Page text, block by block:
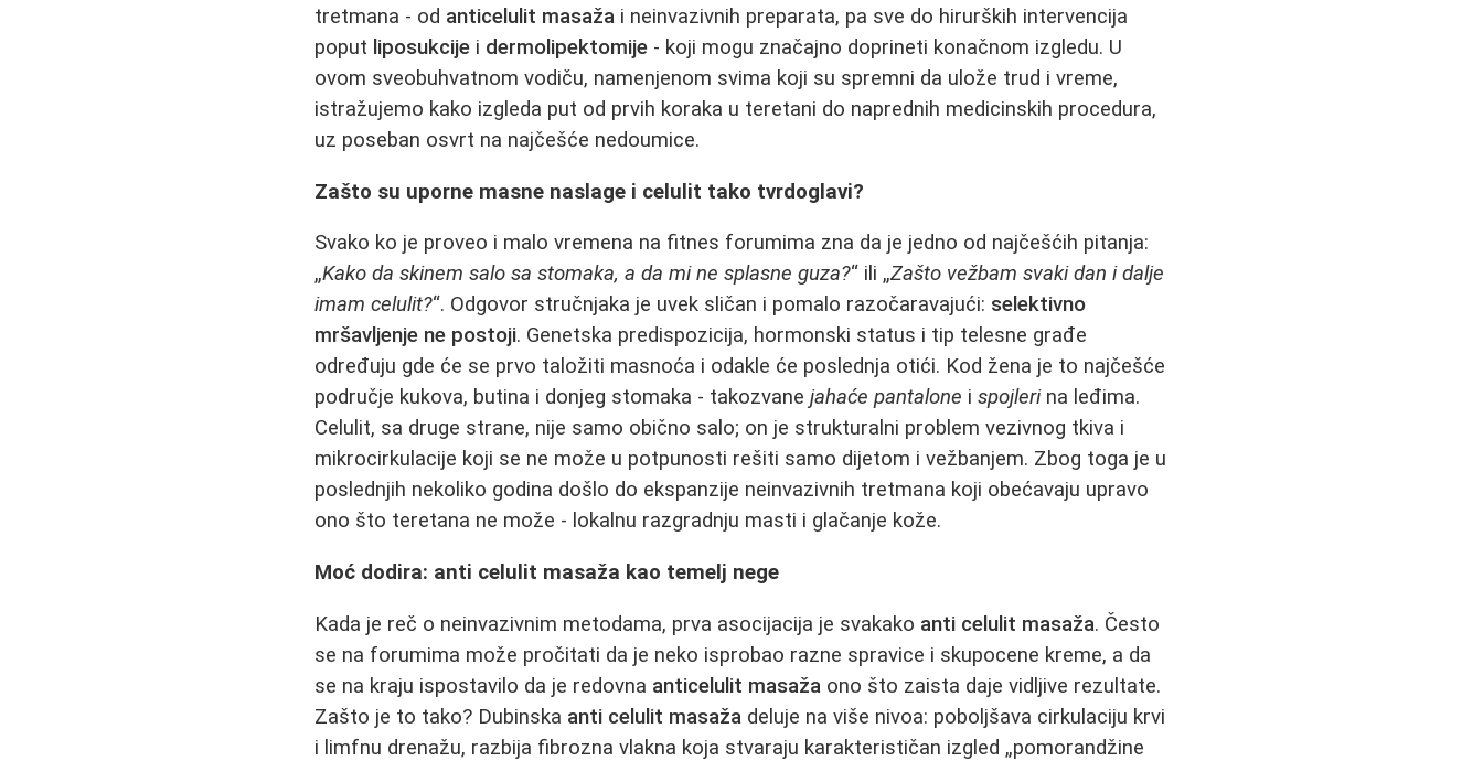
tretmana - od anticelulit masaža i neinvazivnih preparata, pa sve do hirurških intervencija
poput liposukcije i dermolipektomije - koji mogu značajno doprineti konačnom izgledu. U
ovom sveobuhvatnom vodiču, namenjenom svima koji su spremni da ulože trud i vreme,
istražujemo kako izgleda put od prvih koraka u teretani do naprednih medicinskih procedura,
uz poseban osvrt na najčešće nedoumice.
Zašto su uporne masne naslage i celulit tako tvrdoglavi?
Svako ko je proveo i malo vremena na fitnes forumima zna da je jedno od najčešćih pitanja:
„Kako da skinem salo sa stomaka, a da mi ne splasne guza?“ ili „Zašto vežbam svaki dan i dalje
imam celulit?“. Odgovor stručnjaka je uvek sličan i pomalo razočaravajući: selektivno
mršavljenje ne postoji. Genetska predispozicija, hormonski status i tip telesne građe
određuju gde će se prvo taložiti masnoća i odakle će poslednja otići. Kod žena je to najčešće
područje kukova, butina i donjeg stomaka - takozvanejahaće pantalone ispojlerina leđima.
Celulit, sa druge strane, nije samo obično salo; on je strukturalni problem vezivnog tkiva i
mikrocirkulacije koji se ne može u potpunosti rešiti samo dijetom i vežbanjem. Zbog toga je u
poslednjih nekoliko godina došlo do ekspanzije neinvazivnih tretmana koji obećavaju upravo
ono što teretana ne može - lokalnu razgradnju masti i glačanje kože.
Moć dodira: anti celulit masaža kao temelj nege
Kada je reč o neinvazivnim metodama, prva asocijacija je svakako anti celulit masaža. Često
se na forumima može pročitati da je neko isprobao razne spravice i skupocene kreme, a da
se na kraju ispostavilo da je redovna anticelulit masaža ono što zaista daje vidljive rezultate.
Zašto je to tako? Dubinska anti celulit masaža deluje na više nivoa: poboljšava cirkulaciju krvi
i limfnu drenažu, razbija fibrozna vlakna koja stvaraju karakterističan izgled „pomorandžine